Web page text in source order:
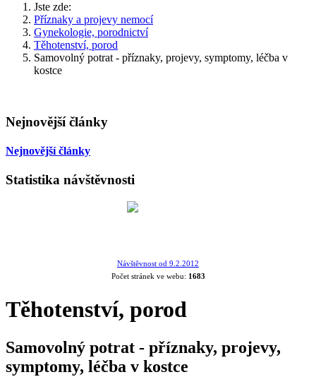
Jste zde:
Příznaky a projevy nemocí
Gynekologie, porodnictví
Těhotenství, porod
Samovolný potrat - příznaky, projevy, symptomy, léčba v
kostce
Nejnovější články
Nejnovější články
Statistika návštěvnosti
Návštěvnost od 9.2.2012
Počet stránek ve webu: 1683
Těhotenství, porod
Samovolný potrat - příznaky, projevy,
symptomy, léčba v kostce